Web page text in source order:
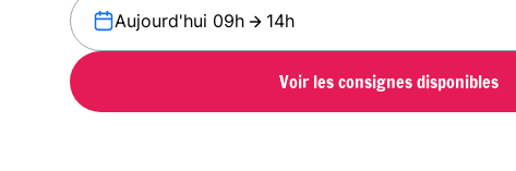
Aujourd'hui 09h 14h
Voir les consignes disponibles